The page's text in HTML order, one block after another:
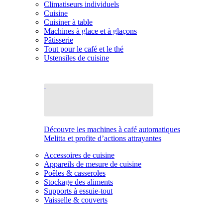
Climatiseurs individuels
Cuisine
Cuisiner à table
Machines à glace et à glaçons
Pâtisserie
Tout pour le café et le thé
Ustensiles de cuisine
Découvre les machines à café automatiques
Melitta et profite d’actions attrayantes
Accessoires de cuisine
Appareils de mesure de cuisine
Poêles & casseroles
Stockage des aliments
Supports à essuie-tout
Vaisselle & couverts